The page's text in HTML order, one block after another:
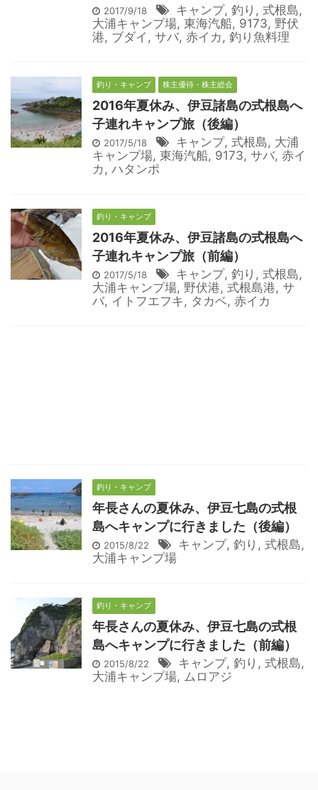
2017/9/18 キャンプ, 釣り , 式根島,
大浦キャンプ場, 東海汽船, 9173, 野伏
港, ブダイ , サバ, 赤イカ, 釣り魚料理
釣り・キャンプ 株主優待・株主総会
2016年夏休み、伊豆諸島の式根島へ
子連れキャンプ旅（後編）
2017/5/18 キャンプ, 式根島, 大浦
キャンプ場, 東海汽船, 9173, サバ, 赤イ
カ, ハタンポ
釣り・キャンプ
2016年夏休み、伊豆諸島の式根島へ
子連れキャンプ旅（前編）
2017/5/18 キャンプ, 釣り , 式根島,
大浦キャンプ場, 野伏港, 式根島港, サ
バ, イトフエフキ, タカベ, 赤イカ
釣り・キャンプ
年長さんの夏休み、伊豆七島の式根
島へキャンプに行きました（後編）
2015/8/22 キャンプ, 釣り , 式根島,
大浦キャンプ場
釣り・キャンプ
年長さんの夏休み、伊豆七島の式根
島へキャンプに行きました（前編）
2015/8/22 キャンプ, 釣り , 式根島,
大浦キャンプ場, ムロアジ